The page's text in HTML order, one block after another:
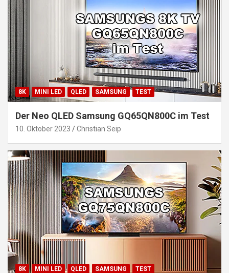
8K MINI LED QLED SAMSUNG TEST
Der Neo QLED Samsung GQ65QN800C im Test
10. Oktober 2023 Christian Seip
8K MINI LED QLED SAMSUNG TEST